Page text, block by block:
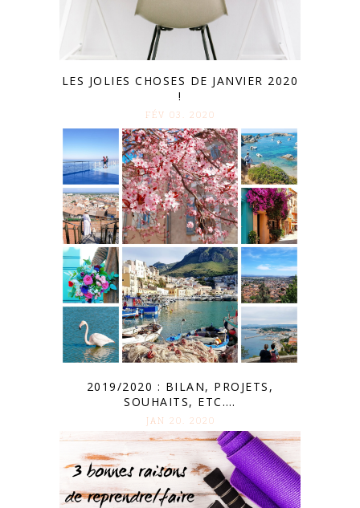
LES JOLIES CHOSES DE JANVIER 2020
!
FÉV 03. 2020
2019/2020 : BILAN, PROJETS,
SOUHAITS, ETC….
JAN 20. 2020